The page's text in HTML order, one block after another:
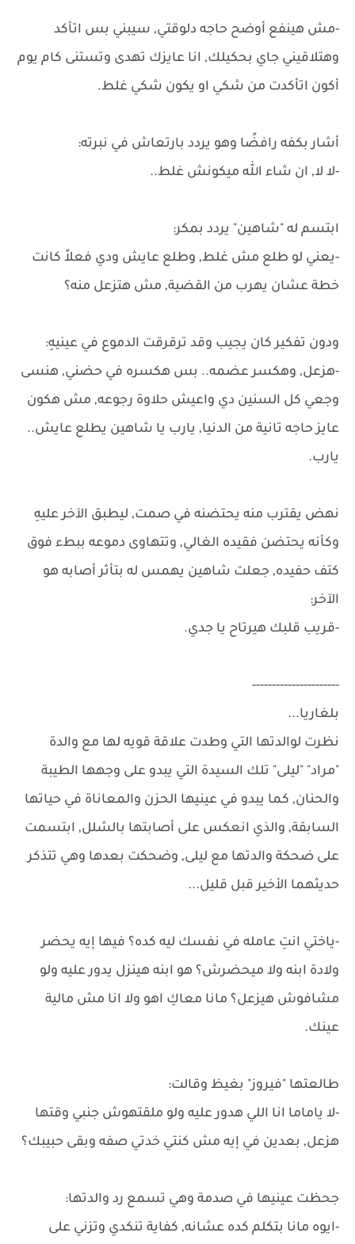
-مش هينفع أوضح حاجه دلوقتي, سيبني بس اتأكد
وهتلاقيني جاي بحكيلك, انا عايزك تهدى وتستنى كام يوم
أكون اتأكدت من شكي او يكون شكي غلط.
أشار بكفه رافضًا وهو يردد بارتعاش في نبرته:
-لا لا, ان شاء الله ميكونش غلط..
ابتسم له "شاهين" يردد بمكر:
-يعني لو طلع مش غلط, وطلع عايش ودي فعلاً كانت
خطة عشان يهرب من القضية, مش هتزعل منه؟
ودون تفكير كان يجيب وقد ترقرقت الدموع في عينيهِ:
-هزعل, وهكسر عضمه.. بس هكسره في حضني, هنسى
وجعي كل السنين دي واعيش حلاوة رجوعه, مش هكون
عايز حاجه تانية من الدنيا, يارب يا شاهين يطلع عايش..
يارب.
نهض يقترب منه يحتضنه في صمت, ليطبق الآخر عليهِ
وكأنه يحتضن فقيده الغالي, وتتهاوى دموعه ببطء فوق
كتف حفيده, جعلت شاهين يهمس له بتأثر أصابه هو
الآخر:
-قريب قلبك هيرتاح يا جدي.
----------------------
بلغاريا...
نظرت لوالدتها التي وطدت علاقة قويه لها مع والدة
"مراد" "ليلى" تلك السيدة التي يبدو على وجهها الطيبة
والحنان, كما يبدو في عينيها الحزن والمعاناة في حياتها
السابقة, والذي انعكس على أصابتها بالشلل, ابتسمت
على ضحكة والدتها مع ليلى, وضحكت بعدها وهي تتذكر
حديثهما الأخير قبل قليل...
-ياختي انتِ عامله في نفسك ليه كده؟ فيها إيه يحضر
ولادة ابنه ولا ميحضرش؟ هو ابنه هينزل يدور عليه ولو
مشافوش هيزعل؟ مانا معاكِ اهو ولا انا مش مالية
عينك.
طالعتها "فيروز" بغيظ وقالت:
-لا ياماما انا اللي هدور عليه ولو ملقتهوش جنبي وقتها
هزعل, بعدين في إيه مش كنتي خدتي صفه وبقى حبيبك؟
جحظت عينيها في صدمة وهي تسمع رد والدتها:
-ايوه مانا بتكلم كده عشانه, كفاية تنكدي وتزني على